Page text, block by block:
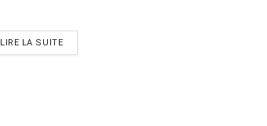
LIRE LA SUITE